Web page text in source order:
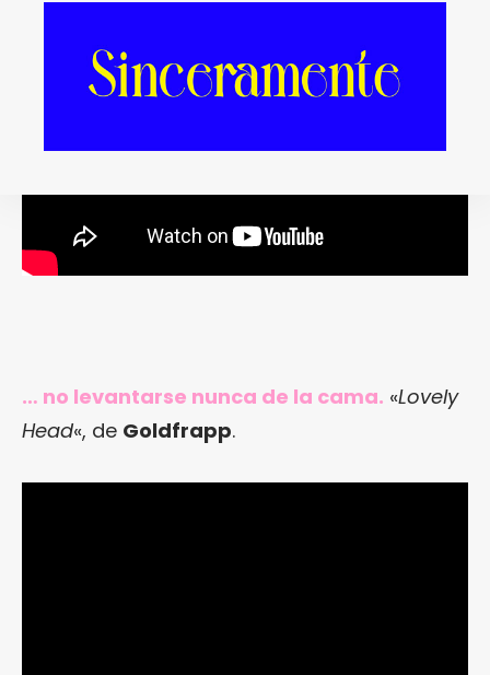
… no levantarse nunca de la cama. «Lovely
Head«, de Goldfrapp.